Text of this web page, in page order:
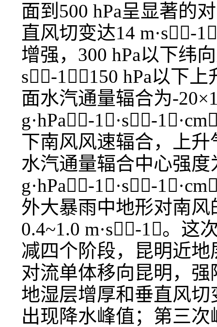
面到500 hPa呈显著的
直风切变达14 m·s-
增强，300 hPa以下纬
s-1，150 hPa以下
面水汽通量辐合为-
g·hPa-1·s-
下南风风速辐合，上
水汽通量辐合中心强
g·hPa-1·s-
外大暴雨中地形对南
0.4~1.0 m·s-1。这
减四个阶段，昆明近
对流单体移向昆明，
地湿层增厚和垂直风
出现降水峰值；第三